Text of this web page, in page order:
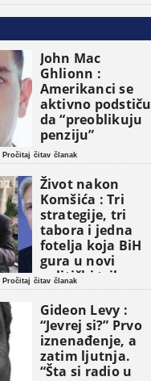
John Mac
Ghlionn :
Amerikanci se
aktivno podstiču
da “preoblikuju
penziju”
Pročitaj čitav članak
Život nakon
Komšića : Tri
strategije, tri
tabora i jedna
fotelja koja BiH
gura u novi
politički triler
Pročitaj čitav članak
Gideon Levy :
“Jevrej si?” Prvo
iznenađenje, a
zatim ljutnja.
“Šta si radio u